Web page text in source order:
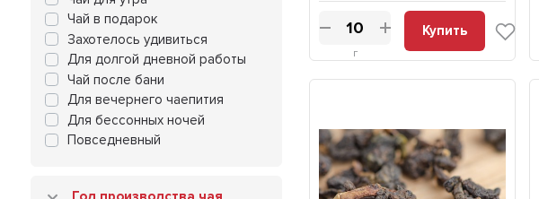
Чай в подарок
Захотелось удивиться
Для долгой дневной работы
Чай после бани
Для вечернего чаепития
Для бессонных ночей
Повседневный
г
Купить